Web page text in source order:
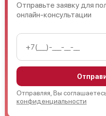
Отправьте заявку для
онлайн-консультации
Отправляя, Вы
конфиденциальности